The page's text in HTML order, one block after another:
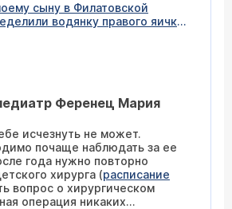
водянку правого яичка
нам
нужно подождать до 1,5-2
не обойтись? Накладывает ли
по нагрузке на
в будущем?
Ференец Мария
почаще наблюдать за ее
провериться у детского хирурга (расписание
вопрос о хирургическом